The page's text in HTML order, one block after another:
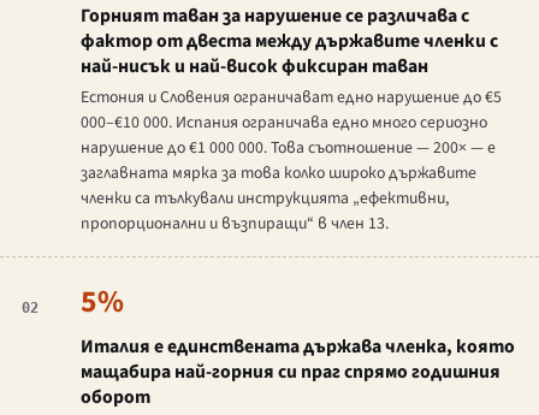
Горният таван за нарушение се различава с
фактор от двеста между държавите членки с
най-нисък и най-висок фиксиран таван
Естония и Словения ограничават едно нарушение до €5
000–€10 000. Испания ограничава едно много сериозно
нарушение до €1 000 000. Това съотношение — 200× — е
заглавната мярка за това колко широко държавите
членки са тълкували инструкцията „ефективни,
пропорционални и възпиращи“ в член 13.
02 5%
Италия е единствената държава членка, която
мащабира най-горния си праг спрямо годишния
оборот